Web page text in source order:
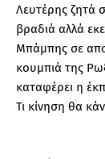
Λευτέρης ζητά
βραδιά αλλά
Μπάμπης σε
κουμπιά της
καταφέρει η
Τι κίνηση θα